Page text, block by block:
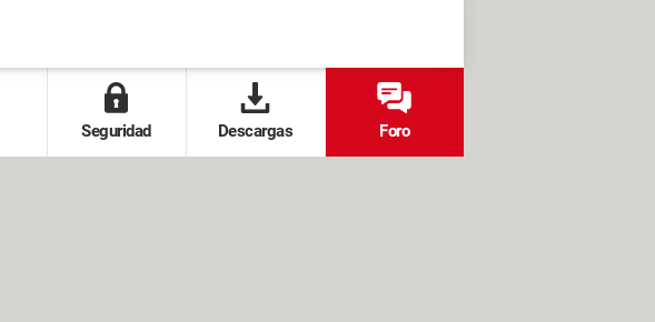
Seguridad Descargas Foro